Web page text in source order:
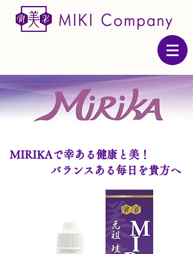
MIRIKAで幸ある健康と美！
バランスある毎日を貴方へ